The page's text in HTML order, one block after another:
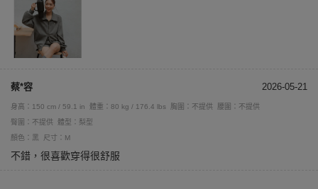
蔡*容 2026-05-21
身高：150 cm / 59.1 in 體重：80 kg / 176.4 lbs 胸圍：不提供
腰圍：不提供
臀圍：不提供
體型：梨型
顏色：黑
尺寸：M
不錯，很喜歡穿得很舒服